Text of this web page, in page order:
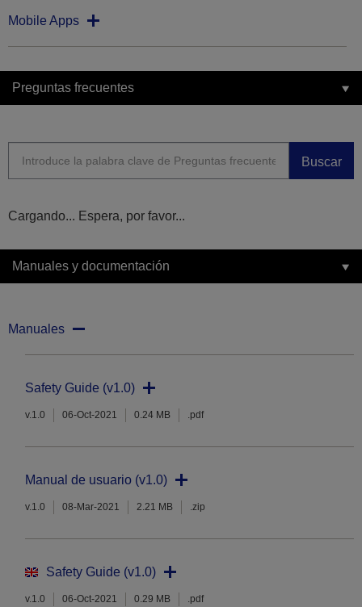
Mobile Apps
Preguntas frecuentes
Buscar
Cargando... Espera, por favor...
Manuales y documentación
Manuales
Safety Guide (v1.0)
v.1.0 06-Oct-2021 0.24 MB .pdf
Manual de usuario (v1.0)
v.1.0 08-Mar-2021 2.21 MB .zip
Safety Guide (v1.0)
v.1.0 06-Oct-2021 0.29 MB .pdf